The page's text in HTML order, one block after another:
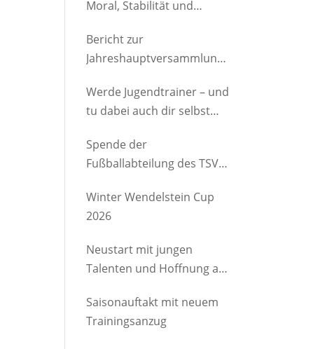
Moral, Stabilität und
Bericht zur
Jahreshauptversammlung
12.03.2026
Werde Jugendtrainer – und
tu dabei auch dir selbst
Spende der
Fußballabteilung des TSV
Kindergartenverein
Degerndorf/Brannenburg
Winter Wendelstein Cup
2026
Neustart mit jungen
Talenten und Hoffnung auf
Saisonauftakt mit neuem
Trainingsanzug